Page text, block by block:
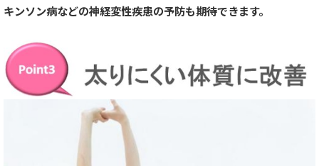
キンソン病などの神経変性疾患の予防も期待できます。